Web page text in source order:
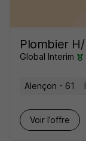
Plombier
Global Interim
Alençon - 61
Voir l’offre